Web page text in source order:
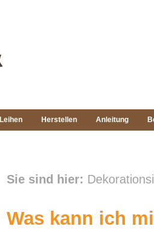
Leihen Herstellen Anleitung
Sie sind hier:
Was kann ich